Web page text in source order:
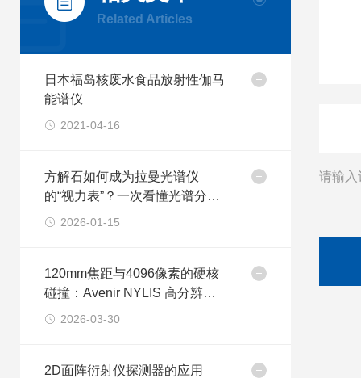
Related Articles
日本福岛核废水食品放射性伽马
能谱仪
2021-04-16
方解石如何成为拉曼光谱仪
的“视力表”？一次看懂光谱分辨
率
2026-01-15
120mm焦距与4096像素的硬核
碰撞：Avenir NYLIS 高分辨率
光谱仪深度解析
2026-03-30
2D面阵衍射仪探测器的应用
请输入